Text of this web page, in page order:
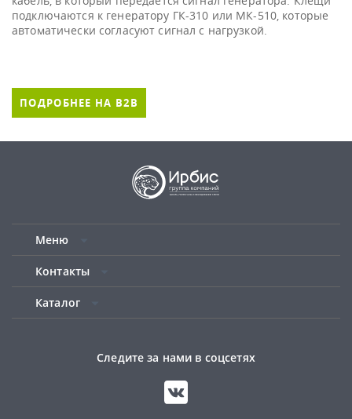
подключаются к генератору ГК-310 или МК-510, которые
автоматически согласуют сигнал с нагрузкой.
ПОДРОБНЕЕ НА B2B
Меню
Контакты
Каталог
Следите за нами в соцсетях